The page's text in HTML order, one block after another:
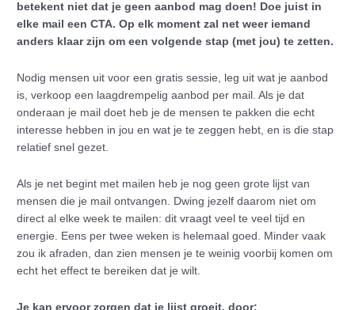
betekent niet dat je geen aanbod mag doen! Doe juist in
elke mail een CTA. Op elk moment zal net weer iemand
anders klaar zijn om een volgende stap (met jou) te zetten.
Nodig mensen uit voor een gratis sessie, leg uit wat je aanbod
is, verkoop een laagdrempelig aanbod per mail. Als je dat
onderaan je mail doet heb je de mensen te pakken die echt
interesse hebben in jou en wat je te zeggen hebt, en is die stap
relatief snel gezet.
Als je net begint met mailen heb je nog geen grote lijst van
mensen die je mail ontvangen. Dwing jezelf daarom niet om
direct al elke week te mailen: dit vraagt veel te veel tijd en
energie. Eens per twee weken is helemaal goed. Minder vaak
zou ik afraden, dan zien mensen je te weinig voorbij komen om
echt het effect te bereiken dat je wilt.
Je kan ervoor zorgen dat je lijst groeit, door: